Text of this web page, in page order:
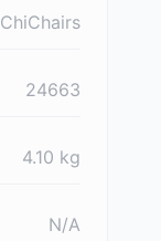
ChiChairs
24663
4.10 kg
N/A